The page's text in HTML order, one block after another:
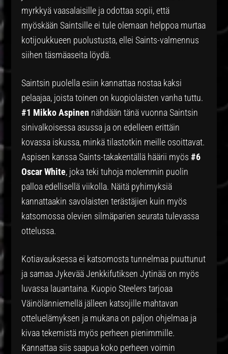
myrkkyä vaasalaisille ja odottaa sopii, että
myöskään Saintsille ei tule olemaan helppoa murtaa
kotijoukkueen puolustusta, ellei Saints-valmennus
siihen täsmäaseita löydä.
Saintsin puolella esiin kannattaa nostaa kaksi
pelaajaa, joista toinen on kuopiolaisten vanha tuttu.
#1 Mikko Aspinen nähdään tänä vuonna Saintsin
sinivalkoisessa asussa ja on edelleen erittäin
kovassa iskussa, minkä tilastotkin meille osoittavat.
Aspisen kanssa Saints-takakentällä häärii myös#6
Oscar White, joka teki tuhoja molemmin puolin
palloa edellisellä viikolla. Näitä pyhimyksiä
kannattaakin savolaisten terästäjien kuin myös
katsomossa olevien silmäparien seurata tulevassa
ottelussa.
Kotiavauksessa ei katsomosta tunnelmaa puuttunut
ja samaa Jykevää Jenkkifutiksen Jytinää on myös
luvassa lauantaina. Kuopio Steelers tarjoaa
Väinölänniemellä jälleen katsojille mahtavan
otteluelämyksen ja mukana on paljon ohjelmaa ja
kivaa tekemistä myös perheen pienimmille.
Kannattaa siis saapua koko perheen voimin